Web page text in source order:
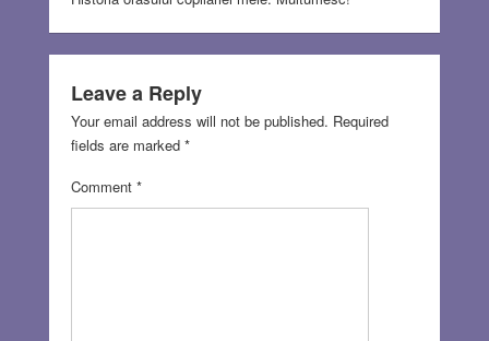
Leave a Reply
Your email address will not be published. Required
fields are marked *
Comment *